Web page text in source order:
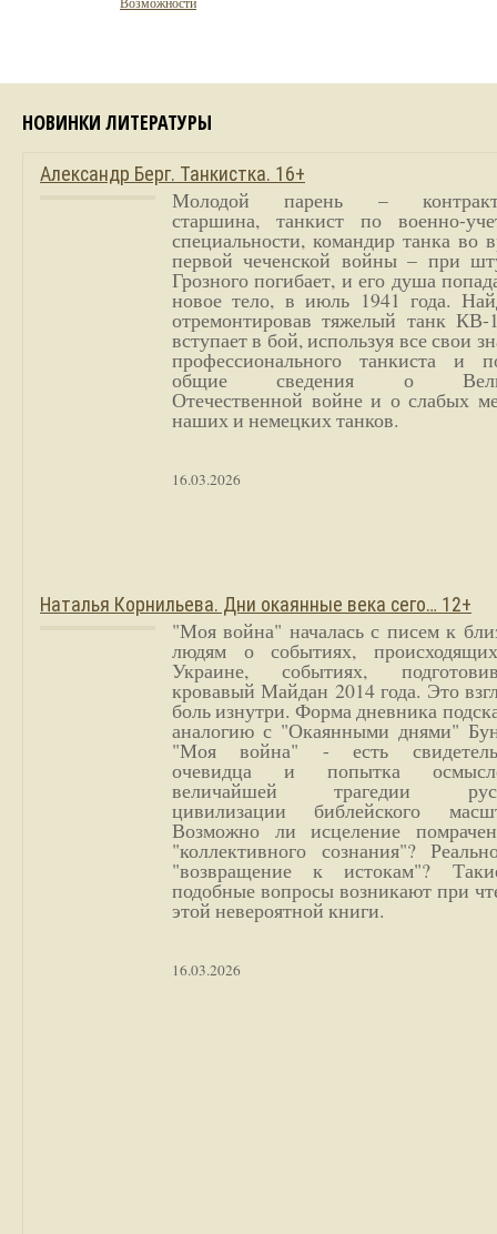
НОВИНКИ ЛИТЕРАТУРЫ
Александр Берг. Танкистка. 16+
Молодой парень –
старшина, танкист по военно-
специальности, командир танка во
первой чеченской войны – при
Грозного погибает, и его душа
новое тело, в июль 1941 года.
отремонтировав тяжелый танк
вступает в бой, используя все свои
профессионального танкиста и
общие сведения о
Отечественной войне и о слабых
наших и немецких танков.
16.03.2026
Наталья Корнильева. Дни окаянные века сего… 12+
"Моя война" началась с писем к
людям о событиях,
Украине, событиях,
кровавый Майдан 2014 года. Это
боль изнутри. Форма дневника
аналогию с "Окаянными днями"
"Моя война" - есть
очевидца и попытка
величайшей трагедии
цивилизации библейского
Возможно ли исцеление
"коллективного сознания"?
"возвращение к истокам"?
подобные вопросы возникают при
этой невероятной книги.
16.03.2026